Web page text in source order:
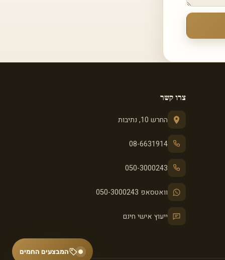
צרו קשר
החרש 10, נתיבות
08-6631914
050-3000243
וואטסאפ 050-3000243
ייעוץ אישי חינם
המבצעים החמים